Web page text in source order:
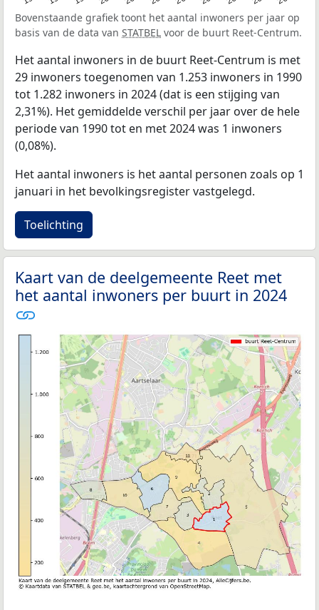
Bovenstaande grafiek toont het aantal inwoners per jaar op
basis van de data van STATBEL voor de buurt Reet-Centrum.
Het aantal inwoners in de buurt Reet-Centrum is met
29 inwoners toegenomen van 1.253 inwoners in 1990
tot 1.282 inwoners in 2024 (dat is een stijging van
2,31%). Het gemiddelde verschil per jaar over de hele
periode van 1990 tot en met 2024 was 1 inwoners
(0,08%).
Het aantal inwoners is het aantal personen zoals op 1
januari in het bevolkingsregister vastgelegd.
Toelichting
Kaart van de deelgemeente Reet met
het aantal inwoners per buurt in 2024